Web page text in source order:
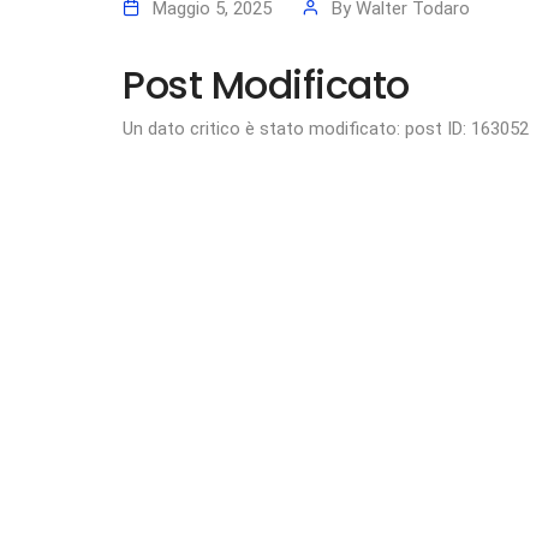
Maggio 5, 2025 By Walter Todaro
Post Modificato
Un dato critico è stato modificato: post ID: 163052